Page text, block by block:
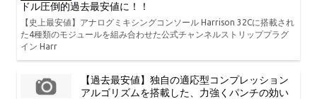
ドル圧倒的過去最安値に！！
【史上最安値】アナログミキシングコンソール Harrison 32Cに搭載され
た4種類のモジュールを組み合わせた公式チャンネルストリッププラグ
イン Harr
【過去最安値】独自の適応型コンプレッション
アルゴリズムを搭載した、力強くパンチの効い